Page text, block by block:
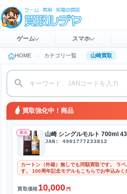
ゲーム スマホ
HOME カテゴリ一覧 山崎買取
買取強化中！商品
新品 山崎 シングルモルト 700ml
JAN: 4901777233812
カートン（外箱）無しでも同額買取です。 ラ
す。 100周年記念モデルもこちらでお申込みく
買取価格10,000 円